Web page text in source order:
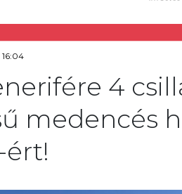
16:04
4
medencés
ért!